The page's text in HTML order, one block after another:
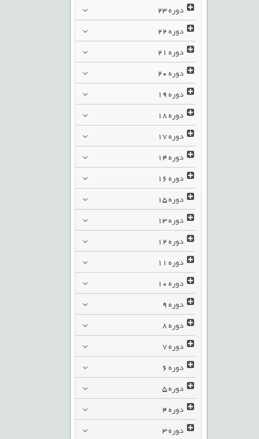
دوره
دوره
دوره
دوره
دوره
دوره
دوره
دوره
دوره
دوره
دوره
دوره
دوره
دوره
دوره
دوره
دوره
دوره
دوره
دوره
دوره